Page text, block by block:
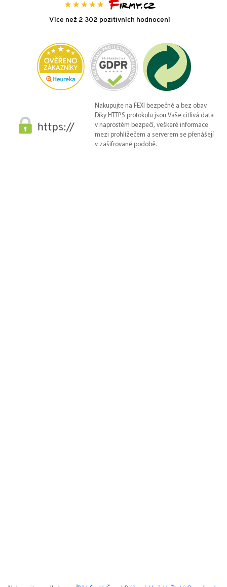
Více než 2 302 pozitivních hodnocení
Nakupujte na FEXI bezpečně a bez obav.
Díky HTTPS protokolu jsou Vaše citlivá data
v naprostém bezpečí, veškeré informace
mezi prohlížečem a serverem se přenášejí
v zašifrované podobě.